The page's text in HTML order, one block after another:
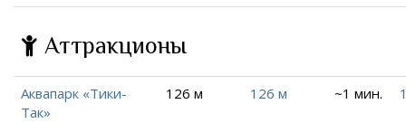
Аттракционы
Аквапарк «Тики-
Так»
126 м 126 м ~1 мин.